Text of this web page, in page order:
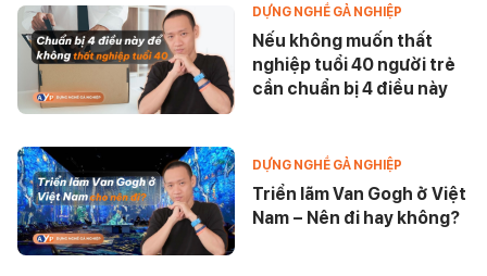
DỰNG NGHỀ GẢ NGHIỆP
Nếu không muốn thất
nghiệp tuổi 40 người trẻ
cần chuẩn bị 4 điều này
DỰNG NGHỀ GẢ NGHIỆP
Triển lãm Van Gogh ở Việt
Nam – Nên đi hay không?